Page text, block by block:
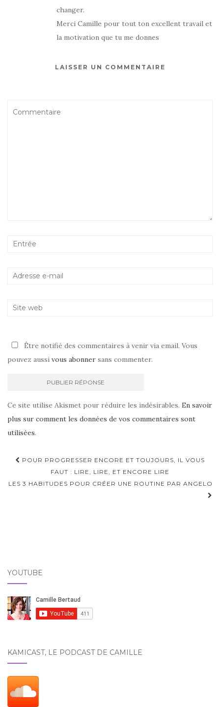
changer.
Merci Camille pour tout ton excellent travail et
la motivation que tu me donnes
LAISSER UN COMMENTAIRE
Être notifié des commentaires à venir via email. Vous
pouvez aussi vous abonner sans commenter.
Ce site utilise Akismet pour réduire les indésirables. En savoir
plus sur comment les données de vos commentaires sont
utilisées.
Navigation
d'article
POUR PROGRESSER ENCORE ET TOUJOURS, IL VOUS
FAUT : LIRE, LIRE, ET ENCORE LIRE
LES 3 HABITUDES POUR CRÉER UNE ROUTINE PAR ANGELO
YOUTUBE
KAMICAST, LE PODCAST DE CAMILLE